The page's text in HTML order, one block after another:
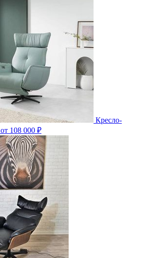
Кресло-
от 108 000 ₽